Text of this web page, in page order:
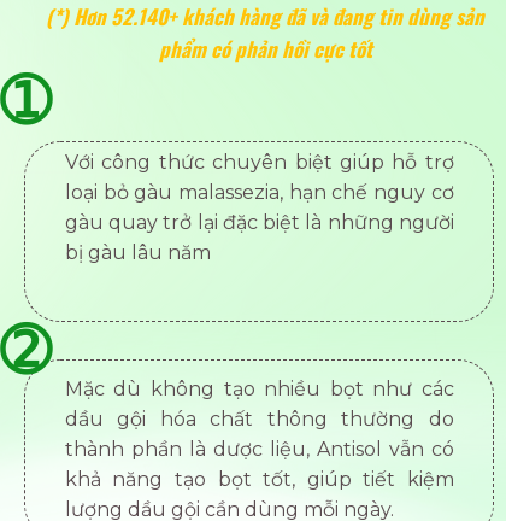
Với công thức chuyên biệt giúp hỗ trợ
loại bỏ gàu malassezia, hạn chế nguy cơ
gàu quay trở lại đặc biệt là những người
bị gàu lâu năm
Mặc dù không tạo nhiều bọt như các
dầu gội hóa chất thông thường do
thành phần là dược liệu, Antisol vẫn có
khả năng tạo bọt tốt, giúp tiết kiệm
lượng dầu gội cần dùng mỗi ngày.
(*) Hơn 52.140+ khách hàng đã và đang tin dùng sản
phẩm có phản hồi cực tốt
➀
➁